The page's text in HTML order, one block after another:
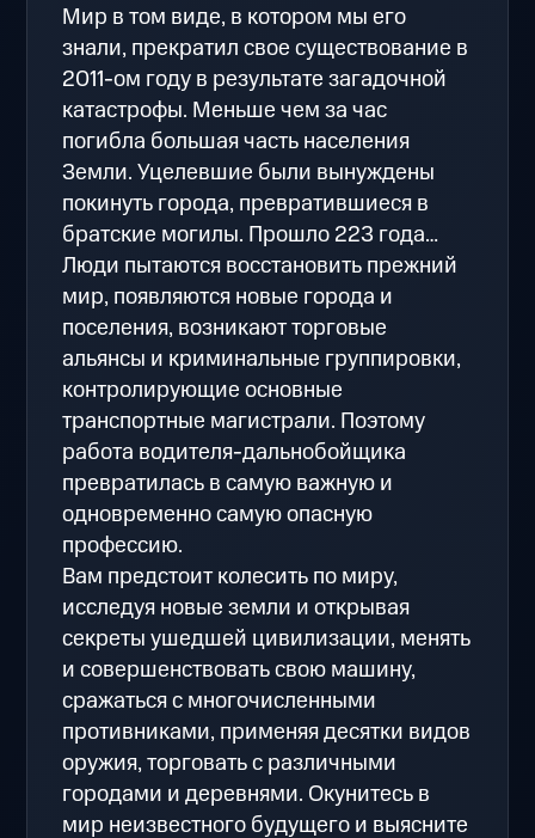
Мир в том виде, в котором мы его
знали, прекратил свое существование в
2011-ом году в результате загадочной
катастрофы. Меньше чем за час
погибла большая часть населения
Земли. Уцелевшие были вынуждены
покинуть города, превратившиеся в
братские могилы. Прошло 223 года…
Люди пытаются восстановить прежний
мир, появляются новые города и
поселения, возникают торговые
альянсы и криминальные группировки,
контролирующие основные
транспортные магистрали. Поэтому
работа водителя-дальнобойщика
превратилась в самую важную и
одновременно самую опасную
профессию.
Вам предстоит колесить по миру,
исследуя новые земли и открывая
секреты ушедшей цивилизации, менять
и совершенствовать свою машину,
сражаться с многочисленными
противниками, применяя десятки видов
оружия, торговать с различными
городами и деревнями. Окунитесь в
мир неизвестного будущего и выясните